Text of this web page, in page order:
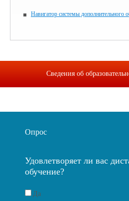
Навигатор системы дополнительного
Сведения об
Опрос
Удовлетворяет ли вас
обучение?
Да